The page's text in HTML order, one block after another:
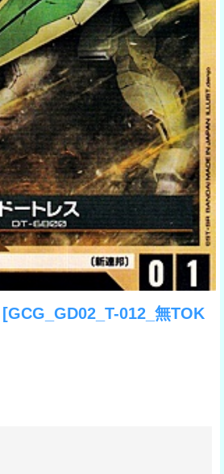
[GCG_GD02_T-012_無TOK